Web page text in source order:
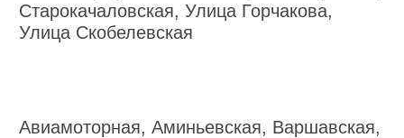
Старокачаловская, Улица Горчакова,
Улица Скобелевская
Авиамоторная, Аминьевская, Варшавская,